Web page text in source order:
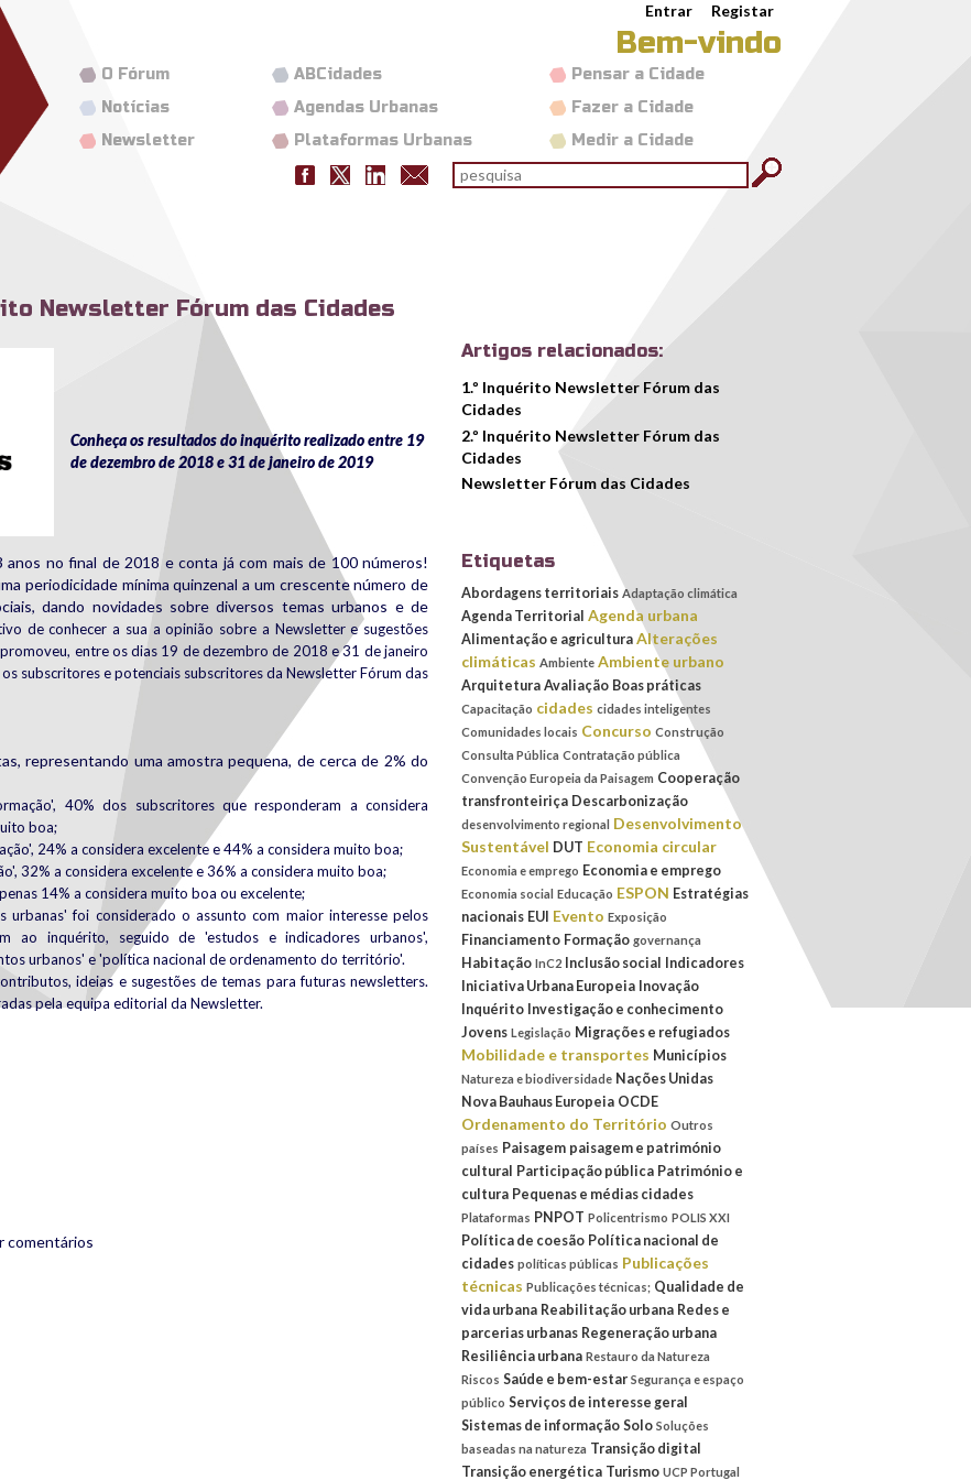
Entrar Registar
Bem-vindo
Pensar a Cidade
Fazer a Cidade
Medir a Cidade
ABCidades
Agendas Urbanas
Plataformas Urbanas
O Fórum
Notícias
Newsletter
Formulário de pesquisa
pesquisar
Newsletter Fórum das Cidades
Conheça os resultados do inquérito realizado entre 19
de dezembro de 2018 e 31 de janeiro de 2019
anos no final de 2018 e conta já com mais de 100 números!
periodicidade mínima quinzenal a um crescente número de
dando novidades sobre diversos temas urbanos e de
de conhecer a sua a opinião sobre a Newsletter e sugestões
entre os dias 19 de dezembro de 2018 e 31 de janeiro
subscritores e potenciais subscritores da Newsletter Fórum das
representando uma amostra pequena, de cerca de 2% do
40% dos subscritores que responderam a considera
boa;
24% a considera excelentee 44% a considera muito boa;
32% a considera excelentee 36% a considera muito boa;
14% a considera muito boa ou excelente;
urbanas' foi considerado o assunto com maior interesse pelos
ao inquérito, seguido de 'estudos e indicadores urbanos',
urbanos' e 'política nacional de ordenamento do território'.
ideias e sugestões de temas para futuras newsletters.
pela equipa editorial da Newsletter.
comentários
Artigos relacionados:
1.º Inquérito Newsletter Fórum das
Cidades
2.º Inquérito Newsletter Fórum das
Cidades
Newsletter Fórum das Cidades
Etiquetas
Abordagens territoriais Adaptação climática
Agenda Territorial Agenda urbana
Alimentação e agricultura Alterações
climáticas Ambiente Ambiente urbano
Arquitetura Avaliação Boas práticas
Capacitação cidades cidades inteligentes
Comunidades locais Concurso Construção
Consulta Pública Contratação pública
Convenção Europeia da Paisagem Cooperação
transfronteiriça Descarbonização
desenvolvimento regional Desenvolvimento
Sustentável DUT Economia circular
Economia e emprego Economia e emprego
Economia social Educação ESPON Estratégias
nacionais EUI Evento Exposição
Financiamento Formação governança
Habitação InC2 Inclusão social Indicadores
Iniciativa Urbana Europeia Inovação
Inquérito Investigação e conhecimento
Jovens Legislação Migrações e refugiados
Mobilidade e transportes Municípios
Natureza e biodiversidade Nações Unidas
Nova Bauhaus Europeia OCDE
Ordenamento do Território Outros
países Paisagem paisagem e património
cultural Participação pública Património e
cultura Pequenas e médias cidades
Plataformas PNPOT Policentrismo POLIS XXI
Política de coesão Política nacional de
cidades políticas públicas Publicações
técnicas Publicações técnicas; Qualidade de
vida urbana Reabilitação urbana Redes e
parcerias urbanas Regeneração urbana
Resiliência urbana Restauro da Natureza
Riscos Saúde e bem-estar Segurança e espaço
público Serviços de interesse geral
Sistemas de informação Solo Soluções
baseadas na natureza Transição digital
Transição energética Turismo UCP Portugal